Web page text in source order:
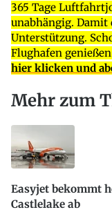
365 Tage
unabhängig. Damit
Unterstützung.
Flughafen
hier klicken und
Mehr zum
Easyjet bekommt
Castlelake ab